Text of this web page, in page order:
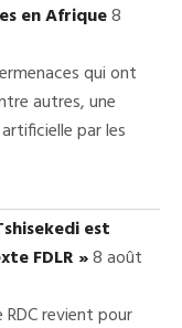
en Afrique8
qui ont
autres, une
par les
est
FDLR »8 août
revient pour